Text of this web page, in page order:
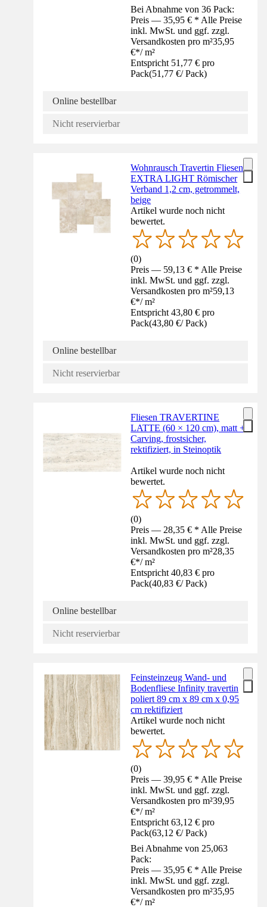
Bei Abnahme von 36 Pack:
Preis — 35,95 € * Alle Preise
inkl. MwSt. und ggf. zzgl.
Versandkosten pro m²35,95
€*/ m²
Entspricht 51,77 € pro
Pack(51,77 €/ Pack)
Online bestellbar
Nicht reservierbar
Wohnrausch Travertin Fliesen
EXTRA LIGHT Römischer
Verband 1,2 cm, getrommelt,
beige
Artikel wurde noch nicht
bewertet.
(0)
Preis — 59,13 € * Alle Preise
inkl. MwSt. und ggf. zzgl.
Versandkosten pro m²59,13
€*/ m²
Entspricht 43,80 € pro
Pack(43,80 €/ Pack)
Online bestellbar
Nicht reservierbar
Fliesen TRAVERTINE
LATTE (60 × 120 cm), matt +
Carving, frostsicher,
rektifiziert, in Steinoptik
Artikel wurde noch nicht
bewertet.
(0)
Preis — 28,35 € * Alle Preise
inkl. MwSt. und ggf. zzgl.
Versandkosten pro m²28,35
€*/ m²
Entspricht 40,83 € pro
Pack(40,83 €/ Pack)
Online bestellbar
Nicht reservierbar
Feinsteinzeug Wand- und
Bodenfliese Infinity travertin
poliert 89 cm x 89 cm x 0,95
cm rektifiziert
Artikel wurde noch nicht
bewertet.
(0)
Preis — 39,95 € * Alle Preise
inkl. MwSt. und ggf. zzgl.
Versandkosten pro m²39,95
€*/ m²
Entspricht 63,12 € pro
Pack(63,12 €/ Pack)
Bei Abnahme von 25,063
Pack:
Preis — 35,95 € * Alle Preise
inkl. MwSt. und ggf. zzgl.
Versandkosten pro m²35,95
€*/ m²